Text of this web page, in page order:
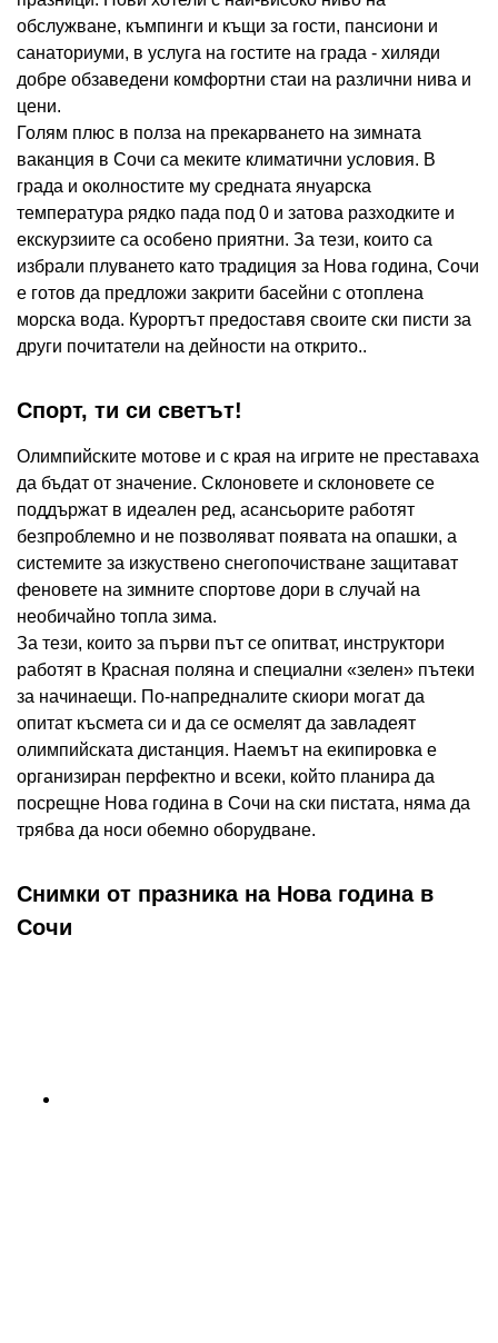
обслужване, къмпинги и къщи за гости, пансиони и
санаториуми, в услуга на гостите на града - хиляди
добре обзаведени комфортни стаи на различни нива и
цени.
Голям плюс в полза на прекарването на зимната
ваканция в Сочи са меките климатични условия. В
града и околностите му средната януарска
температура рядко пада под 0 и затова разходките и
екскурзиите са особено приятни. За тези, които са
избрали плуването като традиция за Нова година, Сочи
е готов да предложи закрити басейни с отоплена
морска вода. Курортът предоставя своите ски писти за
други почитатели на дейности на открито..
Спорт, ти си светът!
Олимпийските мотове и с края на игрите не преставаха
да бъдат от значение. Склоновете и склоновете се
поддържат в идеален ред, асансьорите работят
безпроблемно и не позволяват появата на опашки, а
системите за изкуствено снегопочистване защитават
феновете на зимните спортове дори в случай на
необичайно топла зима.
За тези, които за първи път се опитват, инструктори
работят в Красная поляна и специални «зелен» пътеки
за начинаещи. По-напредналите скиори могат да
опитат късмета си и да се осмелят да завладеят
олимпийската дистанция. Наемът на екипировка е
организиран перфектно и всеки, който планира да
посрещне Нова година в Сочи на ски пистата, няма да
трябва да носи обемно оборудване.
Снимки от празника на Нова година в
Сочи